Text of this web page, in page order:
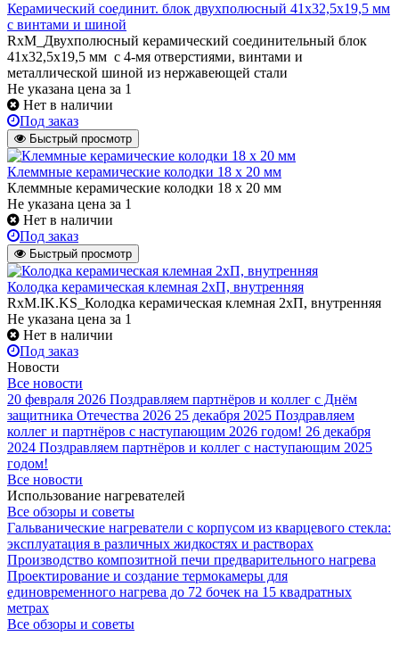
Керамический соединит. блок двухполюсный 41х32,5х19,5 мм
с винтами и шиной
RxM_Двухполюсный керамический соединительный блок
41х32,5х19,5 мм с 4-мя отверстиями, винтами и
металлической шиной из нержавеющей стали
Не указана цена за 1
Нет в наличии
Под заказ
Быстрый просмотр
Клеммные керамические колодки 18 х 20 мм
Клеммные керамические колодки 18 х 20 мм
Не указана цена за 1
Нет в наличии
Под заказ
Быстрый просмотр
Колодка керамическая клемная 2хП, внутренняя
RxM.IK.KS_Колодка керамическая клемная 2хП, внутренняя
Не указана цена за 1
Нет в наличии
Под заказ
Новости
Все новости
20 февраля 2026 Поздравляем партнёров и коллег с Днём
защитника Отечества 2026 25 декабря 2025 Поздравляем
коллег и партнёров с наступающим 2026 годом! 26 декабря
2024 Поздравляем партнёров и коллег с наступающим 2025
годом!
Все новости
Использование нагревателей
Все обзоры и советы
Гальванические нагреватели с корпусом из кварцевого стекла:
эксплуатация в различных жидкостях и растворах
Производство композитной печи предварительного нагрева
Проектирование и создание термокамеры для
единовременного нагрева до 72 бочек на 15 квадратных
метрах
Все обзоры и советы